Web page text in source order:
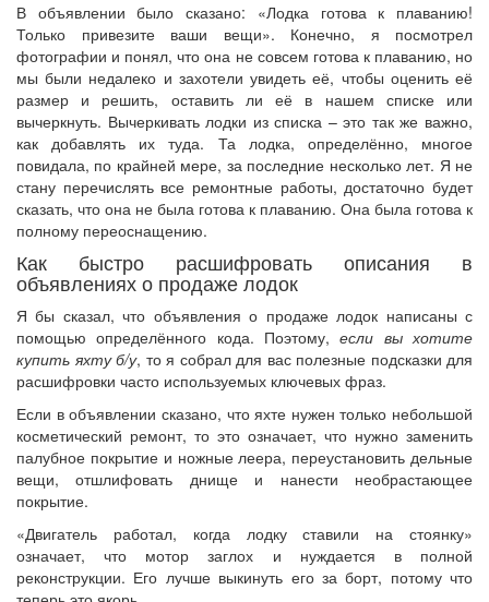
В объявлении было сказано: «Лодка готова к плаванию!
Только привезите ваши вещи». Конечно, я посмотрел
фотографии и понял, что она не совсем готова к плаванию, но
мы были недалеко и захотели увидеть её, чтобы оценить её
размер и решить, оставить ли её в нашем списке или
вычеркнуть. Вычеркивать лодки из списка – это так же важно,
как добавлять их туда. Та лодка, определённо, многое
повидала, по крайней мере, за последние несколько лет. Я не
стану перечислять все ремонтные работы, достаточно будет
сказать, что она не была готова к плаванию. Она была готова к
полному переоснащению.
Как быстро расшифровать описания в
объявлениях о продаже лодок
Я бы сказал, что объявления о продаже лодок написаны с
помощью определённого кода. Поэтому,если вы хотите
купить яхту б/у, то я собрал для вас полезные подсказки для
расшифровки часто используемых ключевых фраз.
Если в объявлении сказано, что яхте нужен только небольшой
косметический ремонт, то это означает, что нужно заменить
палубное покрытие и ножные леера, переустановить дельные
вещи, отшлифовать днище и нанести необрастающее
покрытие.
«Двигатель работал, когда лодку ставили на стоянку»
означает, что мотор заглох и нуждается в полной
реконструкции. Его лучше выкинуть его за борт, потому что